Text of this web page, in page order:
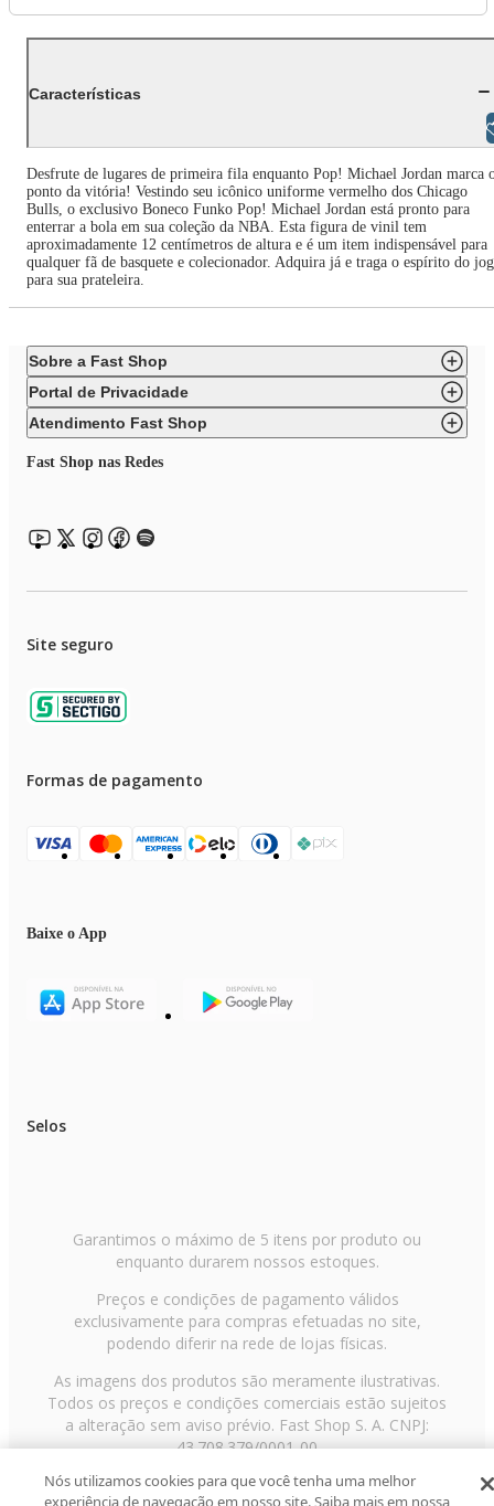
Características
Desfrute de lugares de primeira fila enquanto Pop! Michael Jordan marca
ponto da vitória! Vestindo seu icônico uniforme vermelho dos Chicago
Bulls, o exclusivo Boneco Funko Pop! Michael Jordan está pronto para
enterrar a bola em sua coleção da NBA. Esta figura de vinil tem
aproximadamente 12 centímetros de altura e é um item indispensável para
qualquer fã de basquete e colecionador. Adquira já e traga o espírito do
para sua prateleira.
Sobre a Fast Shop
Portal de Privacidade
Atendimento Fast Shop
Fast Shop nas Redes
Site seguro
Formas de pagamento
Baixe o App
Selos
Garantimos o máximo de 5 itens por produto ou
enquanto durarem nossos estoques.
Preços e condições de pagamento válidos
exclusivamente para compras efetuadas no site,
podendo diferir na rede de lojas físicas.
As imagens dos produtos são meramente ilustrativas.
Todos os preços e condições comerciais estão sujeitos
a alteração sem aviso prévio. Fast Shop S. A. CNPJ:
43.708.379/0001-00
Avenida Zaki Narchi, nº 1650, sobreloja, Carandiru, São
Nós utilizamos cookies para que você tenha uma melhor
experiência de navegação em nosso site. Saiba mais em nossa